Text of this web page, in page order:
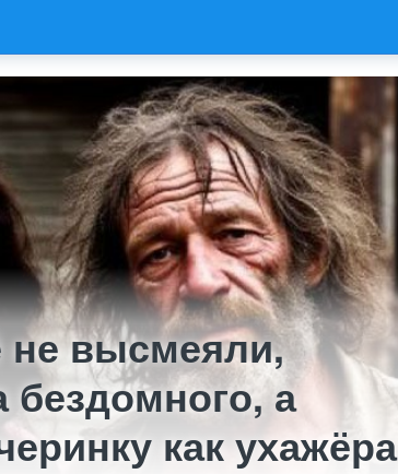
не высмеяли,
а
как ухажёра